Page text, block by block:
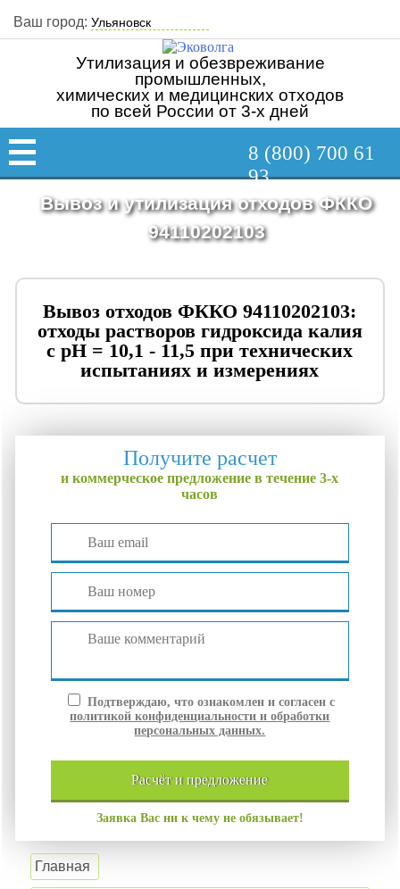
Ваш город:
Утилизация и обезвреживание
промышленных,
химических и медицинских отходов
по всей России от 3-х дней
8 (800) 700 61
93
Вывоз и утилизация отходов ФККО
94110202103
Вывоз отходов ФККО 94110202103:
отходы растворов гидроксида калия
с pH = 10,1 - 11,5 при технических
испытаниях и измерениях
Получите расчет
и коммерческое предложение в течение 3-х
часов
Подтверждаю, что ознакомлен и согласен с
политикой конфиденциальности и обработки
персональных данных.
расчёт ипредложение
Заявка Вас ни к чему не обязывает!
Главная